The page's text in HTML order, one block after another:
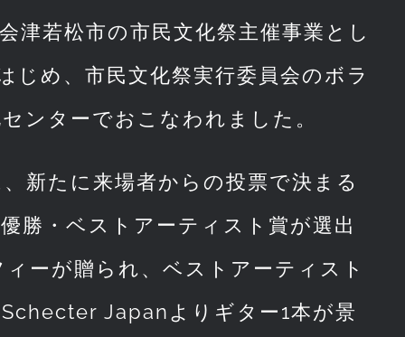
津若松市の市民文化祭主催事業とし
じめ、市民文化祭実行委員会のボラ
ンターでおこなわれました。
新たに来場者からの投票で決まる
勝・ベストアーティスト賞が選出
ーが贈られ、ベストアーティスト
Japanよりギター1本が景